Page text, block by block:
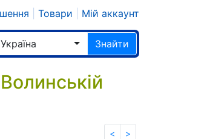
Товари Мій аккаунт
Знайти
< >